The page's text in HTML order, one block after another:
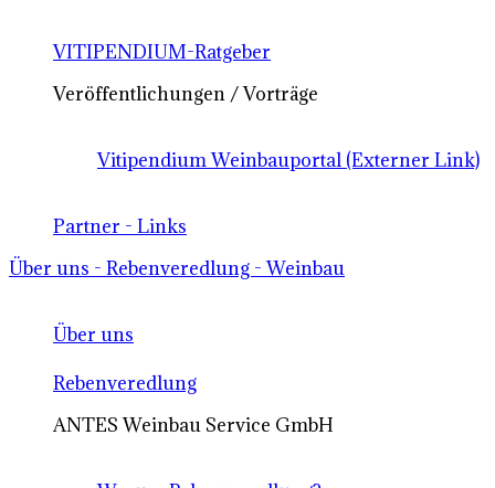
VITIPENDIUM-Ratgeber
Veröffentlichungen / Vorträge
Vitipendium Weinbauportal (Externer Link)
Partner - Links
Über uns - Rebenveredlung - Weinbau
Über uns
Rebenveredlung
ANTES Weinbau Service GmbH